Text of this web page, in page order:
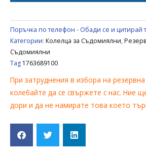
Поръчка по телефон - Обади се и цитирай
Категории: Колелца за Съдомиялни,
Съдомиялни
Tag 1763689100
При затруднения в избора на резервна
колебайте да се свържете с нас. Ние
дори и да не намирате това което